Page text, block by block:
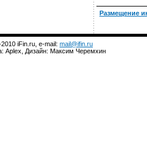
Размещение
iFin.ru, e-mail: mail@ifin.ru
Aplex, Дизайн: Максим Черемхин